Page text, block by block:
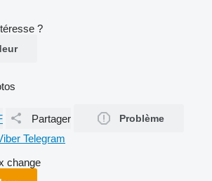
?
Partager Problème
Telegram
change